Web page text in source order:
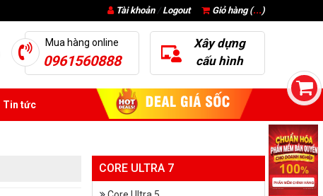
Giỏ hàng (...)
Tài khoản/ Logout
Mua hàng online
0961560888
Xây dựng
cấu hình
Tin tức
CORE ULTRA 7